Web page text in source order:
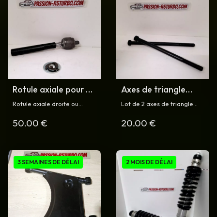
Rotule axiale pour R5
Turbo
Rotule axiale droite ou
et Turbo 2
50.00 €
Axes de triangle
avant pour R5 Turbo
Lot de 2 axes de triangle
gauche) pour Renault 5
20.00 €
3 SEMAINES DE DÉLAI 2 MOIS DE DÉLAI